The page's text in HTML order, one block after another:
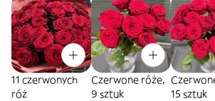
11 czerwonych
róż
Czerwone róże,
9 sztuk
15 sztuk